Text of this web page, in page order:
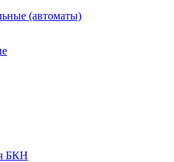
(автоматы)
БКН